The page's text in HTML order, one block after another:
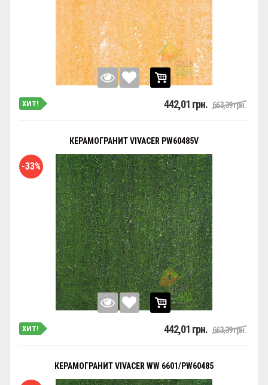
ХИТ! 442,01 грн. 663,39 грн.
КЕРАМОГРАНИТ VIVACER PW60485V
-33%
ХИТ! 442,01 грн. 663,39 грн.
КЕРАМОГРАНИТ VIVACER WW 6601/PW60485